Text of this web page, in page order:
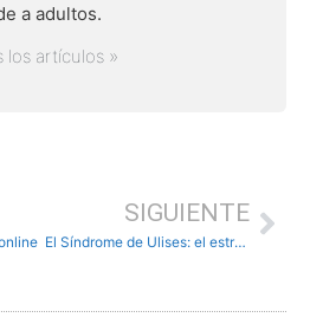
a adultos.
los artículos »
SIGUIENTE
El Síndrome de Ulises: el estrés crónico y múltiple en el emigrante